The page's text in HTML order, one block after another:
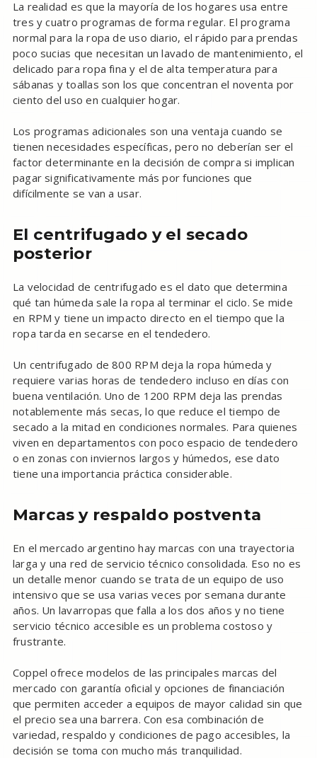
La realidad es que la mayoría de los hogares usa entre
tres y cuatro programas de forma regular. El programa
normal para la ropa de uso diario, el rápido para prendas
poco sucias que necesitan un lavado de mantenimiento, el
delicado para ropa fina y el de alta temperatura para
sábanas y toallas son los que concentran el noventa por
ciento del uso en cualquier hogar.
Los programas adicionales son una ventaja cuando se
tienen necesidades específicas, pero no deberían ser el
factor determinante en la decisión de compra si implican
pagar significativamente más por funciones que
difícilmente se van a usar.
El centrifugado y el secado
posterior
La velocidad de centrifugado es el dato que determina
qué tan húmeda sale la ropa al terminar el ciclo. Se mide
en RPM y tiene un impacto directo en el tiempo que la
ropa tarda en secarse en el tendedero.
Un centrifugado de 800 RPM deja la ropa húmeda y
requiere varias horas de tendedero incluso en días con
buena ventilación. Uno de 1200 RPM deja las prendas
notablemente más secas, lo que reduce el tiempo de
secado a la mitad en condiciones normales. Para quienes
viven en departamentos con poco espacio de tendedero
o en zonas con inviernos largos y húmedos, ese dato
tiene una importancia práctica considerable.
Marcas y respaldo postventa
En el mercado argentino hay marcas con una trayectoria
larga y una red de servicio técnico consolidada. Eso no es
un detalle menor cuando se trata de un equipo de uso
intensivo que se usa varias veces por semana durante
años. Un lavarropas que falla a los dos años y no tiene
servicio técnico accesible es un problema costoso y
frustrante.
Coppel ofrece modelos de las principales marcas del
mercado con garantía oficial y opciones de financiación
que permiten acceder a equipos de mayor calidad sin que
el precio sea una barrera. Con esa combinación de
variedad, respaldo y condiciones de pago accesibles, la
decisión se toma con mucho más tranquilidad.